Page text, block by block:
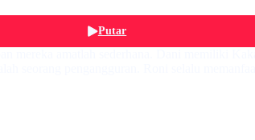
Putar